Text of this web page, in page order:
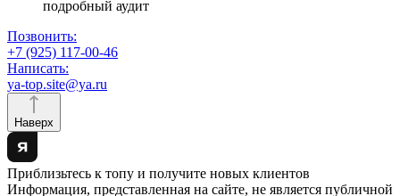
Позвонить:
+7 (925) 117-00-46
Написать:
ya-top.site@ya.ru
Наверх
Приблизьтесь к топу и получите новых клиентов
Информация, представленная на сайте, не является публичной